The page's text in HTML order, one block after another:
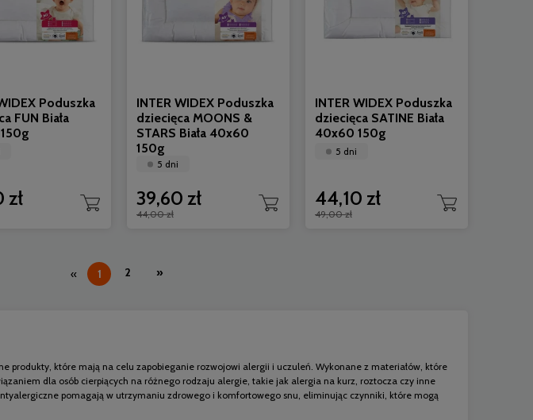
Poduszka
FUN Biała
zł
INTER WIDEX Poduszka
dziecięca MOONS &
STARS Biała 40x60
150g
5 dni
39,60 zł
44,00 zł
INTER WIDEX Poduszka
dziecięca SATINE Biała
40x60 150g
5 dni
44,10 zł
49,00 zł
« 1 2 »
produkty, które mają na celu zapobieganie rozwojowi alergii i uczuleń. Wykonane z materiałów, które
dla osób cierpiących na różnego rodzaju alergie, takie jak alergia na kurz, roztocza czy inne
pomagają w utrzymaniu zdrowego i komfortowego snu, eliminując czynniki, które mogą